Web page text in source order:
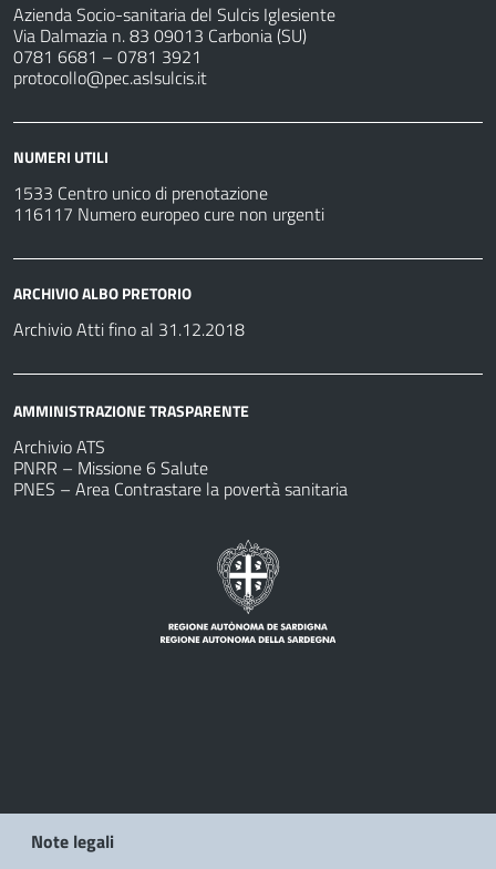
Azienda Socio-sanitaria del Sulcis Iglesiente
Via Dalmazia n. 83 09013 Carbonia (SU)
0781 6681 – 0781 3921
protocollo@pec.aslsulcis.it
NUMERI UTILI
1533 Centro unico di prenotazione
116117 Numero europeo cure non urgenti
ARCHIVIO ALBO PRETORIO
Archivio Atti fino al 31.12.2018
AMMINISTRAZIONE TRASPARENTE
Archivio ATS
PNRR – Missione 6 Salute
PNES – Area Contrastare la povertà sanitaria
Note legali